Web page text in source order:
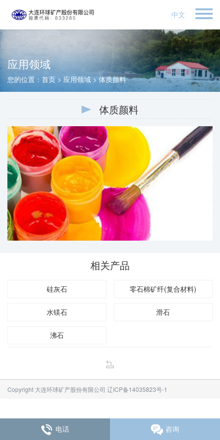
中文
应用领域
您的位置： 首页 > 应用领域 > 体质颜料
体质颜料
相关产品
硅灰石 零石棉矿纤(复合材料)
水镁石 滑石
沸石
Copyright 大连环球矿产股份有限公司 辽ICP备14035823号-1
电话 咨询